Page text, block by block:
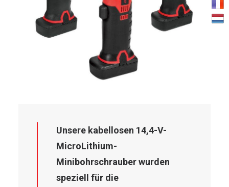
Unsere kabellosen 14,4-V-
MicroLithium-
Minibohrschrauber wurden
speziell für die